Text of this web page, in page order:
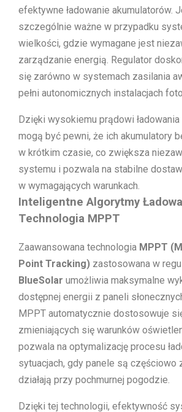
efektywne ładowanie akumulatorów.
szczególnie ważne w przypadku
wielkości, gdzie wymagane jest
zarządzanie energią. Regulator
się zarówno w systemach zasilania
pełni autonomicznych instalacjach
Dzięki wysokiemu prądowi
mogą być pewni, że ich akumulatory
w krótkim czasie, co zwiększa
systemu i pozwala na stabilne
w wymagających warunkach.
Inteligentne Algorytmy
Technologia MPPT
Zaawansowana technologia MPPT
Point Tracking) zastosowana w
BlueSolar umożliwia maksymalne
dostępnej energii z paneli
MPPT automatycznie dostosowuje
zmieniających się warunków
pozwala na optymalizację procesu
sytuacjach, gdy panele są częściowo
działają przy pochmurnej pogodzie.
Dzięki tej technologii, efektywność